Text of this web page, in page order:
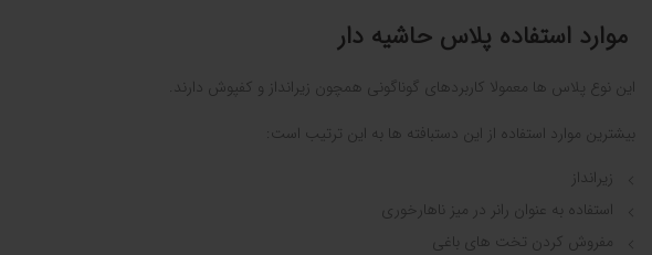
موارد استفاده پلاس حاشیه دار
این نوع پلاس ها معمولا کاربردهای گوناگونی همچون زیرانداز و کفپوش دارند.
بیشترین موارد استفاده از این دستبافته ها به این ترتیب است:
زیرانداز
استفاده به عنوان رانر در میز ناهارخوری
مفروش کردن تخت های باغی